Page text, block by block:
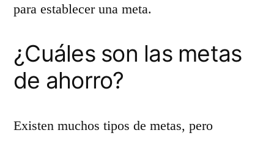
para establecer una meta.
¿Cuáles son las metas
de ahorro?
Existen muchos tipos de metas, pero